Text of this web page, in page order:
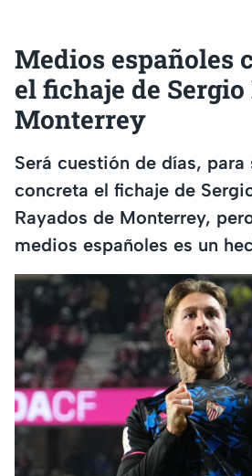
Medios españoles
el fichaje de
Monterrey
Será cuestión de días, para
concreta el fichaje de
Rayados de Monterrey,
medios españoles es un